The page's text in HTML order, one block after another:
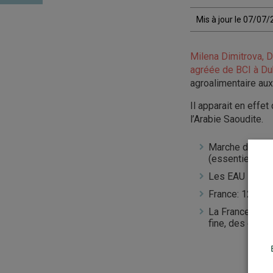
Mis à jour le 07/07/
Milena Dimitrova,
agréée de BCI à
agroalimentaire
Il apparait en effet
l’Arabie Saoudite.
Marche de
Les EAU
France: 12e
La France
fine, des